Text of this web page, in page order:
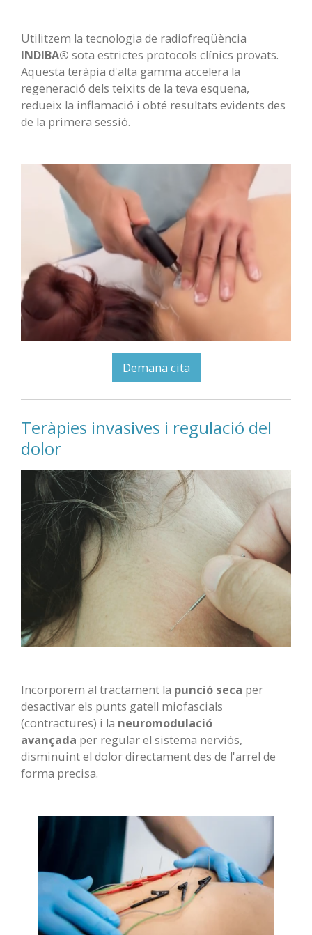
Utilitzem la tecnologia de radiofreqüència
INDIBA® sota estrictes protocols clínics provats.
Aquesta teràpia d'alta gamma accelera la
regeneració dels teixits de la teva esquena,
redueix la inflamació i obté resultats evidents des
de la primera sessió.
Demana cita
Teràpies invasives i regulació del
dolor
Incorporem al tractament la punció seca per
desactivar els punts gatell miofascials
(contractures) i la neuromodulació
avançada per regular el sistema nerviós,
disminuint el dolor directament des de l'arrel de
forma precisa.